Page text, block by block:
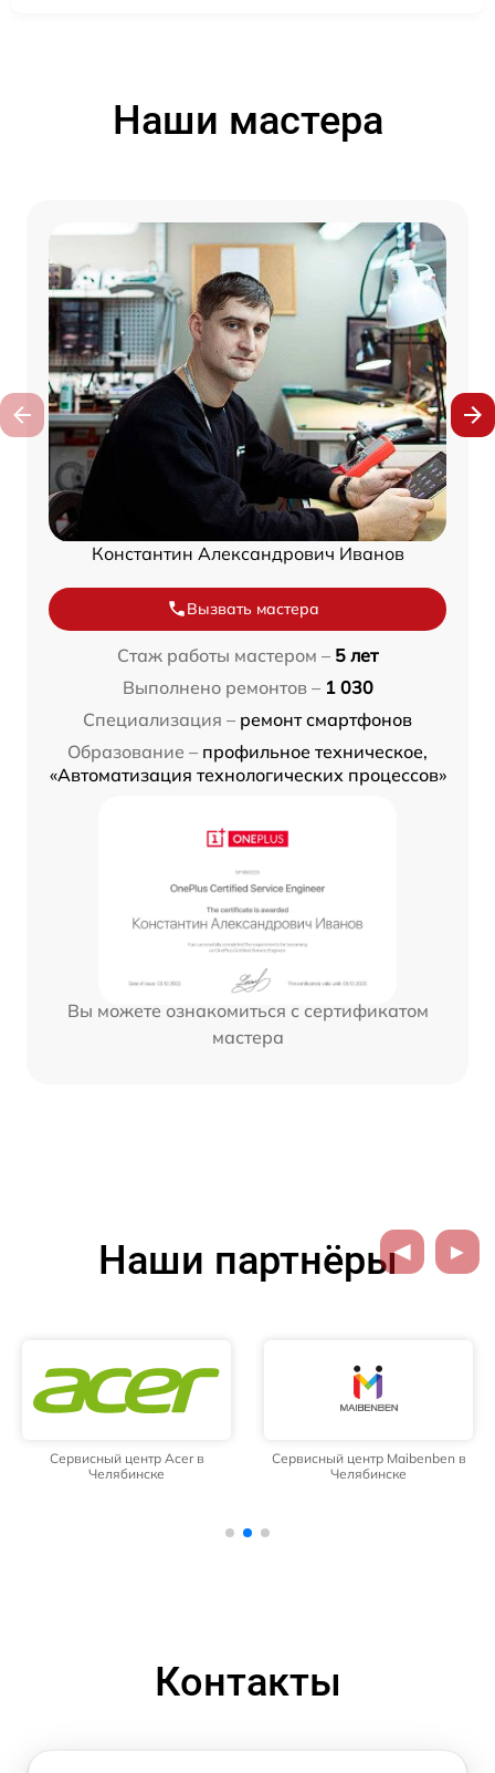
Наши мастера
Константин Александрович Иванов
Вызвать мастера
Стаж работы мастером – 5 лет
Выполнено ремонтов – 1 030
Специализация – ремонт смартфонов
Образование – профильное техническое,
«Автоматизация технологических процессов»
Вы можете ознакомиться с сертификатом
мастера
Наши партнёры
Сервисный центр Acer в
Челябинске
Сервисный центр Maibenben в
Челябинске
Контакты